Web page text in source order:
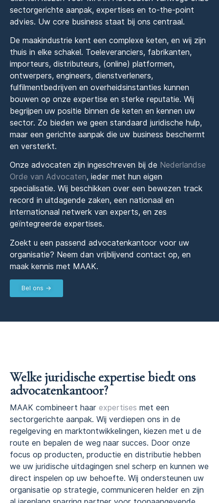
sectorgerichte aanpak, expertises en to-the-point
advies. Uw core business staat bij ons centraal.
De maakindustrie kent een complexe keten, en wij zijn
thuis in elke schakel. Toeleveranciers, fabrikanten,
importeurs, distributeurs, (online) platformen,
ontwerpers, engineers, dienstverleners,
fulfilmentbedrijven en overheidsinstanties kunnen
bouwen op onze expertise en sterke reputatie. Wij
begrijpen uw positie binnen de keten en kennen uw
sector. Zo bieden we geen standaard juridische hulp,
maar een gerichte aanpak die uw business beschermt
en versterkt.
Onze advocaten zijn ingeschreven bij de Nederlandse
Orde van Advocaten, ieder met hun eigen
specialisatie. Wij beschikken over een bewezen track
record in uitdagende zaken, een nationaal en
internationaal netwerk van experts, en zes
geïntegreerde expertises.
Zoekt u een passend advocatenkantoor voor uw
organisatie? Neem dan vrijblijvend contact op, en
maak kennis met MAAK.
Bel ons →
Welke juridische expertise biedt ons
advocatenkantoor?
MAAK combineert haar expertises met een
sectorgerichte aanpak. Wij verdiepen ons in de
regelgeving en marktontwikkelingen, kiezen met u de
route en bepalen de weg naar succes. Door onze
focus op producten, productie en distributie hebben
we uw juridische uitdagingen snel scherp en kunnen we
direct inspelen op uw behoefte. Wij ondersteunen uw
organisatie op strategie, communiceren helder en zijn